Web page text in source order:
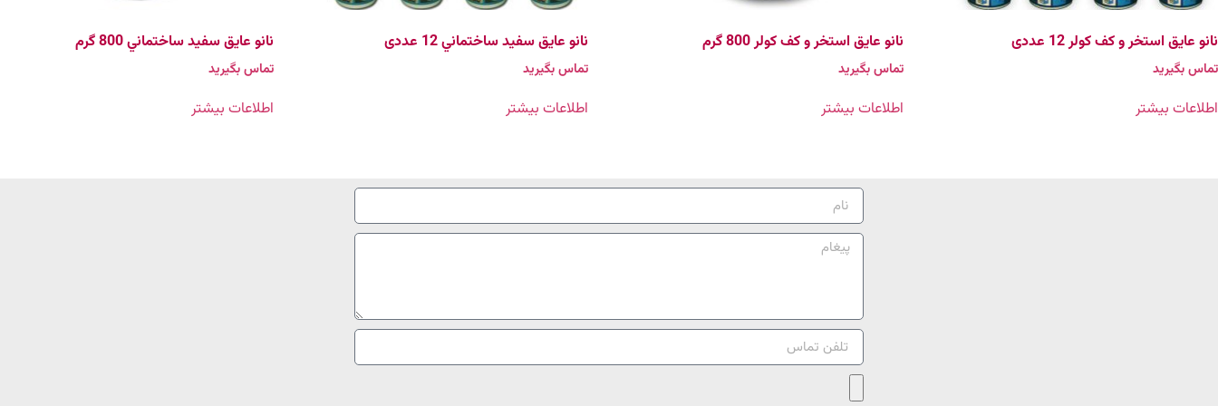
نانو عايق استخر و کف کولر 12 عددی
تماس بگیرید
اطلاعات بیشتر
نانو عايق استخر و کف کولر 800 گرم
تماس بگیرید
اطلاعات بیشتر
نانو عايق سفيد ساختماني 12 عددی
تماس بگیرید
اطلاعات بیشتر
نانو عايق سفيد ساختماني 800 گرم
تماس بگیرید
اطلاعات بیشتر